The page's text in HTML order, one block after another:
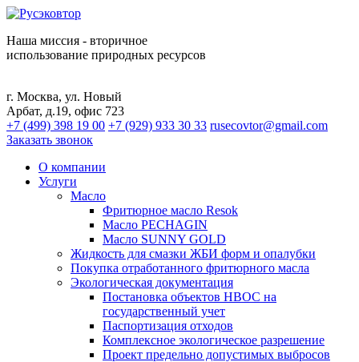
Наша миссия - вторичное
использование природных ресурсов
г. Москва, ул. Новый
Арбат, д.19, офис 723
+7 (499) 398 19 00 +7 (929) 933 30 33 rusecovtor@gmail.com
Заказать звонок
О компании
Услуги
Масло
Фритюрное масло Resok
Масло PECHAGIN
Масло SUNNY GOLD
Жидкость для смазки ЖБИ форм и опалубки
Покупка отработанного фритюрного масла
Экологическая документация
Постановка объектов НВОС на
государственный учет
Паспортизация отходов
Комплексное экологическое разрешение
Проект предельно допустимых выбросов